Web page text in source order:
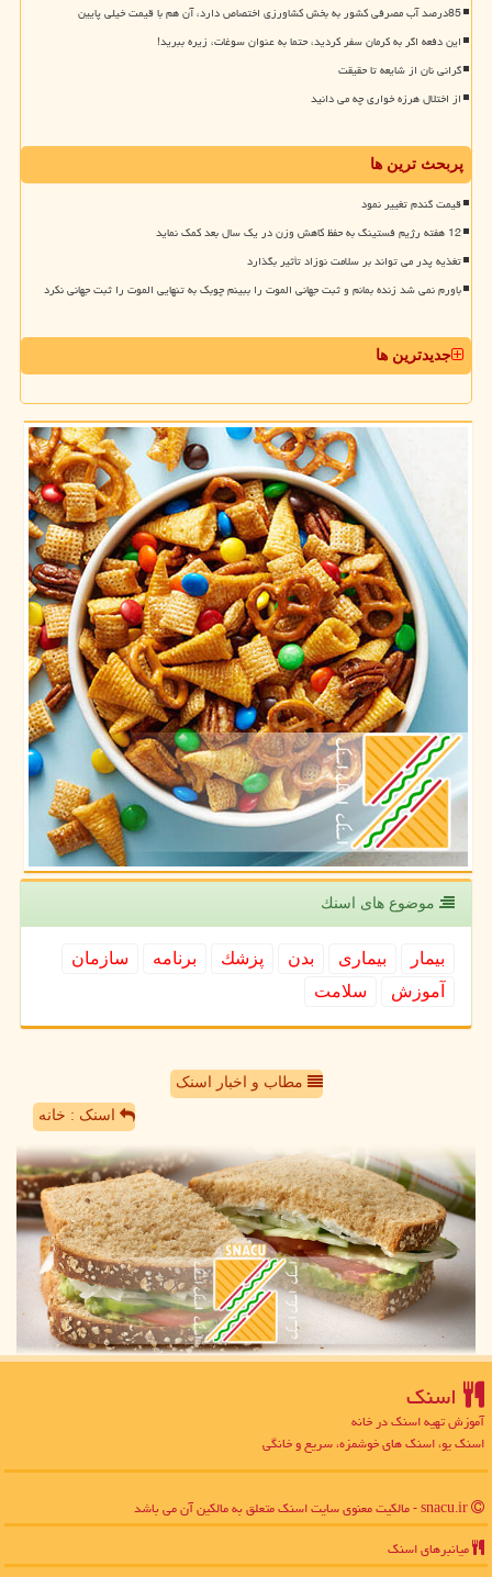
85درصد آب مصرفی کشور به بخش کشاورزی اختصاص دارد، آن هم با قیمت خیلی پایین
این دفعه اگر به کرمان سفر کردید، حتما به عنوان سوغات، زیره ببرید!
گرانی نان از شایعه تا حقیقت
از اختلال هرزه خواری چه می دانید
پربحث ترین ها
قیمت گندم تغییر نمود
12 هفته رژیم فستینگ به حفظ کاهش وزن در یک سال بعد کمک نماید
تغذیه پدر می تواند بر سلامت نوزاد تأثیر بگذارد
باورم نمی شد زنده بمانم و ثبت جهانی الموت را ببینم چوبک به تنهایی الموت را ثبت جهانی نکرد
جدیدترین ها
موضوع های اسنك
بیمار بیماری بدن پزشك برنامه
سازمان
آموزش
سلامت
مطاب و اخبار اسنک
اسنک : خانه
اسنك
آموزش تهیه اسنک در خانه
اسنک یو، اسنک های خوشمزه، سریع و خانگی
میانبرهای اسنك